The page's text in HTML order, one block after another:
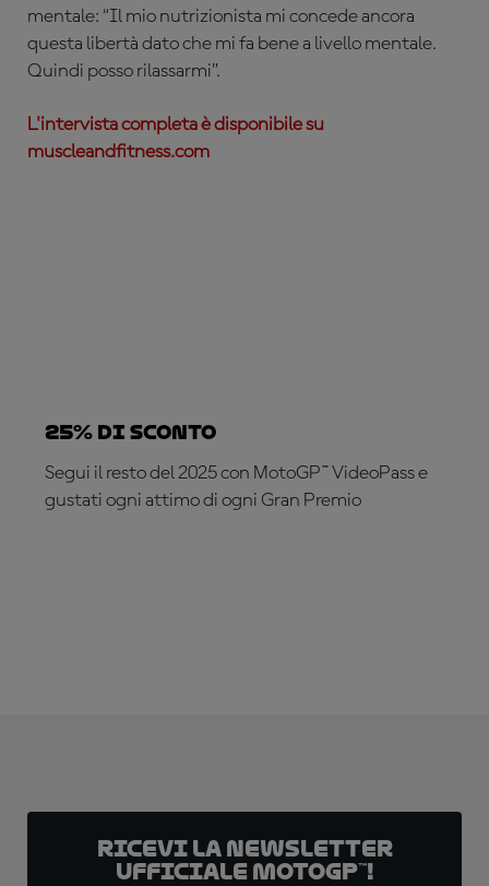
mentale: “Il mio nutrizionista mi concede ancora
questa libertà dato che mi fa bene a livello mentale.
Quindi posso rilassarmi”.
L'intervista completa è disponibile su
muscleandfitness.com
25% di sconto
Segui il resto del 2025 con MotoGP™ VideoPass e
gustati ogni attimo di ogni Gran Premio
Ricevi la newsletter
ufficiale MotoGP™!